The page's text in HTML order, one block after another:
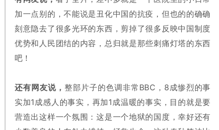
加一点别的，不能说是丑化中国的抗疫，但也的的确确
刻意隐去了很多光环的东西，剪掉了很多反映中国制度
优势和人民团结的内容，总归就是那些刺痛灯塔的东西
吧！
还有网友说， 整部片子的色调非常BBC，8成惨烈的事
实加1成感人的事实，再加1成温暖的事实，目的就是要
营造出这样一个氛围：这是一个地狱的国度，幸好还有